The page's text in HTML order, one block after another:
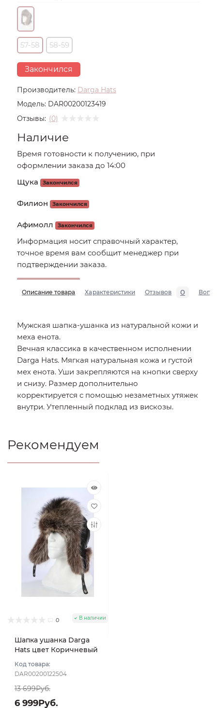
Производитель: Darga Hats
Модель: DAR00200123419
Отзывы: (0)
57-58 58-59
Закончился
Наличие
Время готовности к получению, при
оформлении заказа до 14:00
Щука
Закончился
Филион Закончился
Афимолл Закончился
Информация носит справочный характер,
точное время вам сообщит менеджер при
подтверждении заказа.
Описание товара Характеристики Отзывов 0
Мужская шапка-ушанка из натуральной кожи и
меха енота.
Вечная классика в качественном исполнении
Darga Hats. Мягкая натуральная кожа и густой
мех енота. Уши закрепляются на кнопки сверху
и снизу. Размер дополнительно
корректируется с помощью незаметных утяжек
внутри. Утепленный подклад из вискозы.
Рекомендуем
0 В наличии
Шапка ушанка Darga
Hats цвет Коричневый
Код товара:
DAR00200122504
13 699Руб.
6 999Руб.